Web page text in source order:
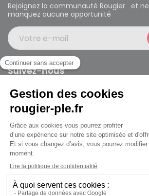
Rejoignez la communauté Rougier et ne
manquez aucune opportunité
Votre e-mail
Suivez-nous
Rougier et Plé 2024 Copyright
Mentions légales
Conditions générales des ventes